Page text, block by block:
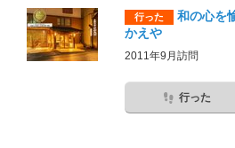
行った
和の心を
かえや
2011年9月訪問
行った